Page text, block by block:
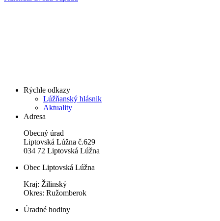
Rýchle odkazy
Lúžňanský hlásnik
Aktuality
Adresa
Obecný úrad
Liptovská Lúžna č.629
034 72 Liptovská Lúžna
Obec Liptovská Lúžna
Kraj: Žilinský
Okres: Ružomberok
Úradné hodiny